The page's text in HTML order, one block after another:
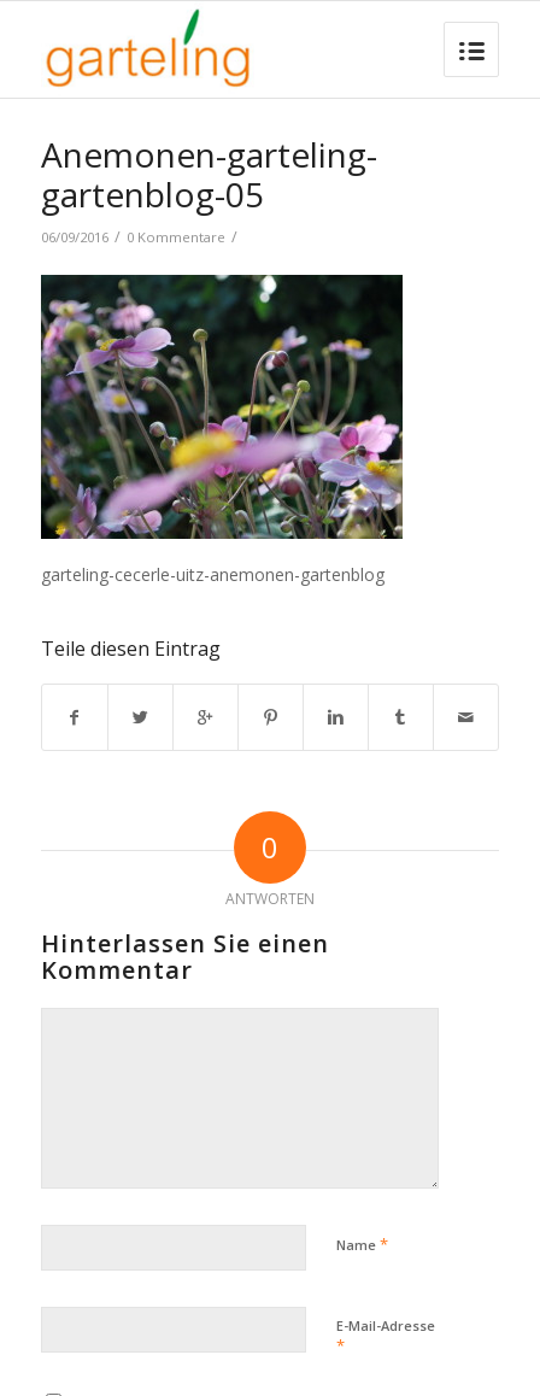
Anemonen-garteling-
gartenblog-05
06/09/2016 / 0 Kommentare /
garteling-cecerle-uitz-anemonen-gartenblog
Teile diesen Eintrag
0
ANTWORTEN
Hinterlassen Sie einen
Kommentar
Name *
E-Mail-Adresse
*